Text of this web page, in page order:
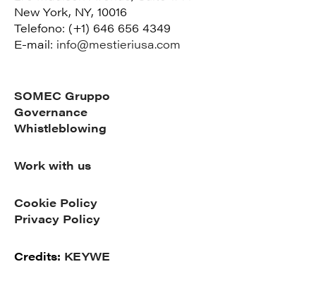
New York, NY, 10016
Telefono: (+1) 646 656 4349
E-mail: info@mestieriusa.com
SOMEC Gruppo
Governance
Whistleblowing
Work with us
Cookie Policy
Privacy Policy
Credits: KEYWE